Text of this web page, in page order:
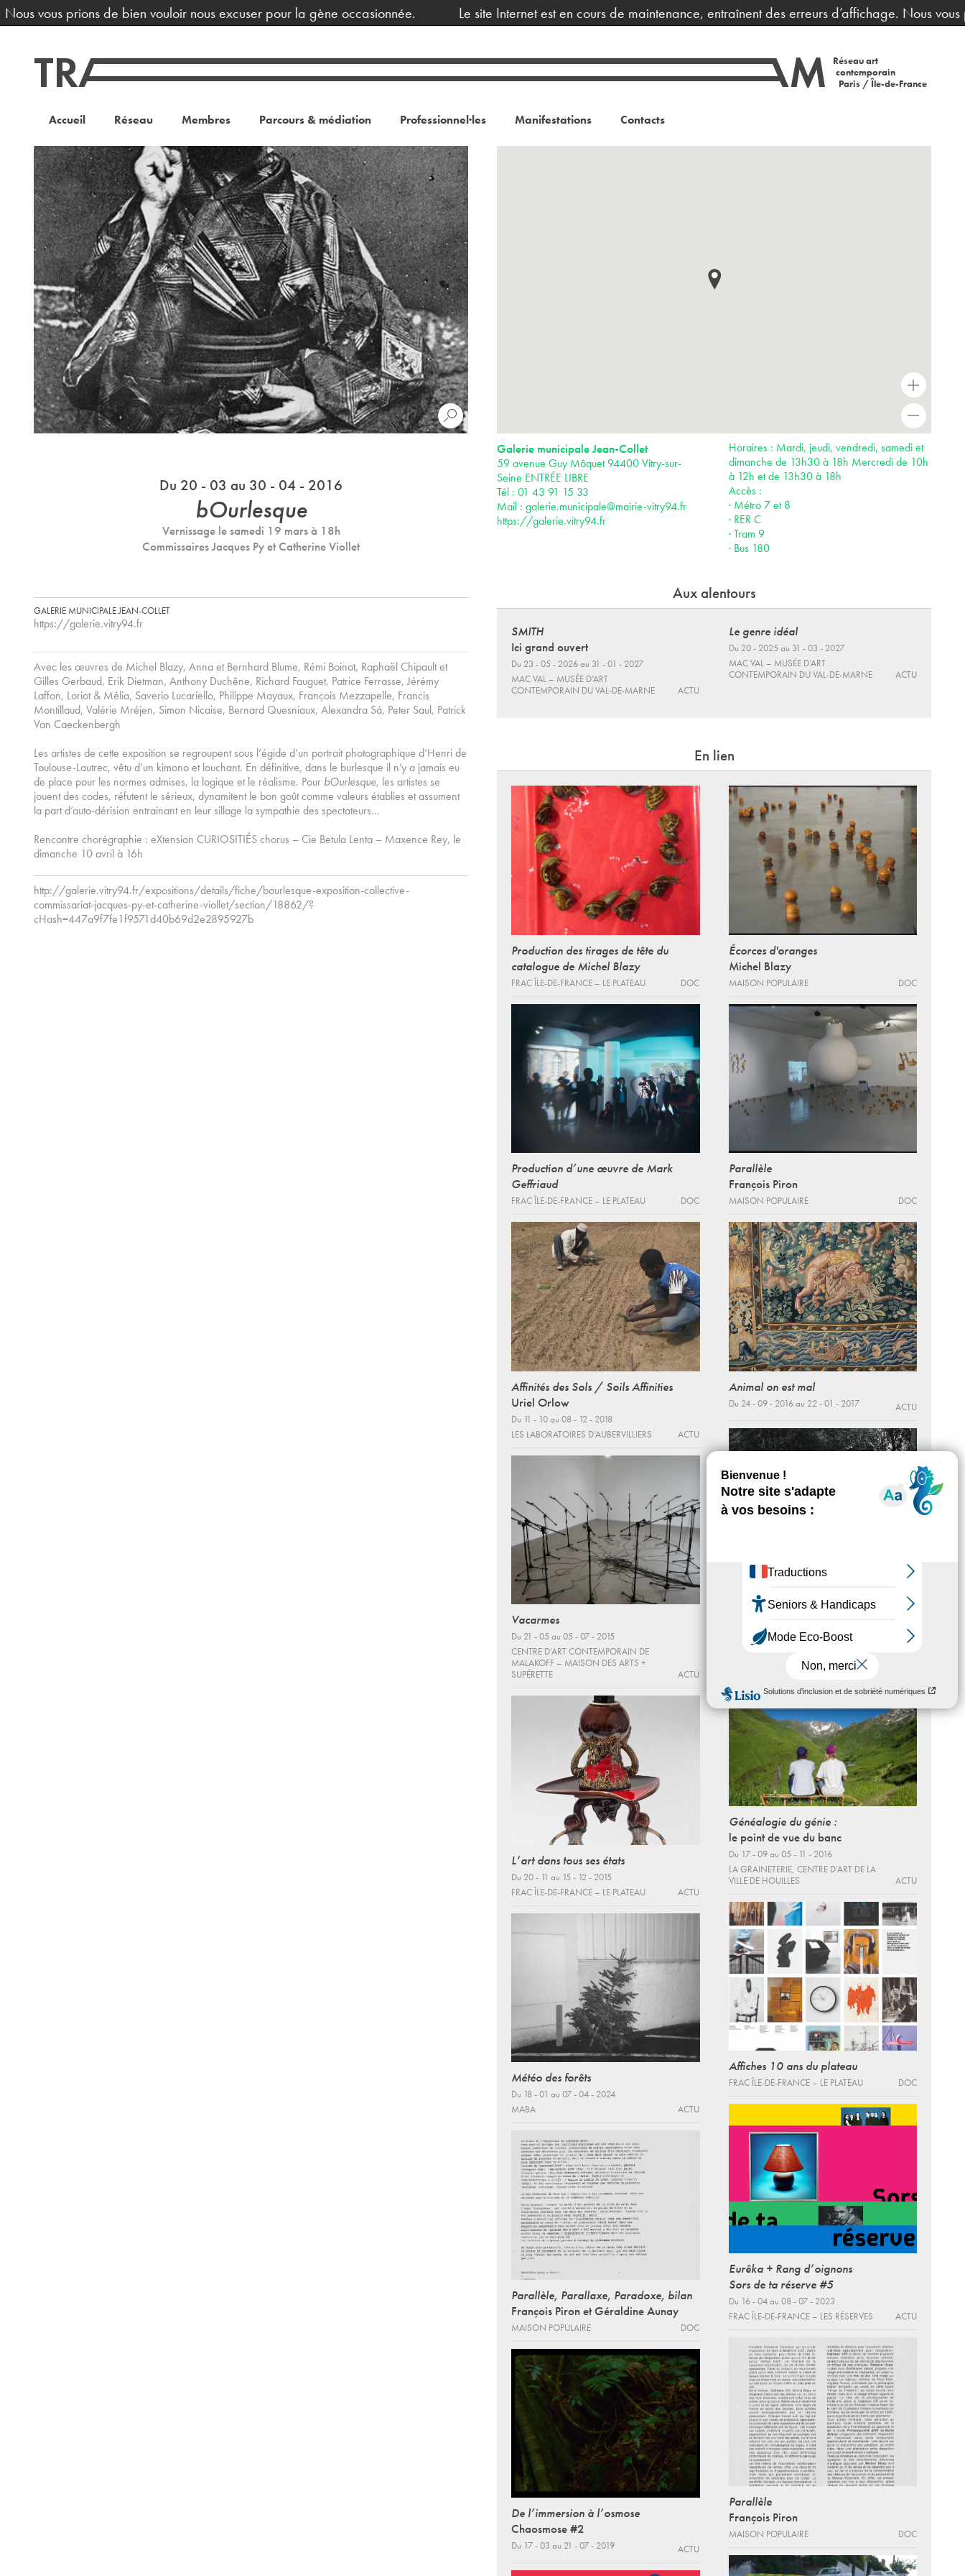
de bien vouloir nous excuser pour la gène occasionnée. Le site Internet est en cours de maintenance, entraînent des erreurs d’affichage. Nous vous prions de
Réseau art
contemporain
Paris / Île-de-France
Accueil Réseau Membres Parcours & médiation Professionnel·les Manifestations Contacts
Du 20 - 03 au 30 - 04 - 2016
bOurlesque
Vernissage le samedi 19 mars à 18h
Commissaires Jacques Py et Catherine Viollet
GALERIE MUNICIPALE JEAN-COLLET
https://galerie.vitry94.fr
Avec les œuvres de Michel Blazy, Anna et Bernhard Blume, Rémi Boinot, Raphaël Chipault et
Gilles Gerbaud, Erik Dietman, Anthony Duchêne, Richard Fauguet, Patrice Ferrasse, Jérémy
Laffon, Loriot & Mélia, Saverio Lucariello, Philippe Mayaux, François Mezzapelle, Francis
Montillaud, Valérie Mréjen, Simon Nicaise, Bernard Quesniaux, Alexandra Sá, Peter Saul, Patrick
Van Caeckenbergh
Les artistes de cette exposition se regroupent sous l’égide d’un portrait photographique d’Henri de
Toulouse-Lautrec, vêtu d’un kimono et louchant. En définitive, dans le burlesque il n’y a jamais eu
de place pour les normes admises, la logique et le réalisme. Pour bOurlesque, les artistes se
jouent des codes, réfutent le sérieux, dynamitent le bon goût comme valeurs établies et assument
la part d’auto-dérision entrainant en leur sillage la sympathie des spectateurs…
Rencontre chorégraphie : eXtension CURIOSITIÉS chorus – Cie Betula Lenta – Maxence Rey, le
dimanche 10 avril à 16h
http://galerie.vitry94.fr/expositions/details/fiche/bourlesque-exposition-collective-
commissariat-jacques-py-et-catherine-viollet/section/18862/?
cHash=447a9f7fe1f9571d40b69d2e2895927b
+
Galerie municipale Jean-Collet
59 avenue Guy Môquet 94400 Vitry-sur-
Seine ENTRÉE LIBRE
Tél : 01 43 91 15 33
Mail : galerie.municipale@mairie-vitry94.fr
https://galerie.vitry94.fr
Horaires : Mardi, jeudi, vendredi, samedi et
dimanche de 13h30 à 18h Mercredi de 10h
à 12h et de 13h30 à 18h
Accès :
· Métro 7 et 8
· RER C
· Tram 9
· Bus 180
Aux alentours
SMITH
Ici grand ouvert
Du 23 - 05 - 2026 au 31 - 01 - 2027
MAC VAL – MUSÉE D’ART
CONTEMPORAIN DU VAL-DE-MARNE
ACTU
Le genre idéal
Du 20 - 2025 au 31 - 03 - 2027
MAC VAL – MUSÉE D’ART
CONTEMPORAIN DU VAL-DE-MARNE
ACTU
En lien
Production des tirages de tête du
catalogue de Michel Blazy
FRAC ÎLE-DE-FRANCE – LE PLATEAU DOC
Production d’une œuvre de Mark
Geffriaud
FRAC ÎLE-DE-FRANCE – LE PLATEAU DOC
Affinités des Sols / Soils Affinities
Uriel Orlow
Du 11 - 10 au 08 - 12 - 2018
LES LABORATOIRES D’AUBERVILLIERS
ACTU
Vacarmes
Du 21 - 05 au 05 - 07 - 2015
CENTRE D’ART CONTEMPORAIN DE
MALAKOFF – MAISON DES ARTS +
SUPÉRETTE
ACTU
L’art dans tous ses états
Du 20 - 11 au 15 - 12 - 2015
FRAC ÎLE-DE-FRANCE – LE PLATEAU
ACTU
Météo des forêts
Du 18 - 01 au 07 - 04 - 2024
MABA
ACTU
Parallèle, Parallaxe, Paradoxe, bilan
François Piron et Géraldine Aunay
MAISON POPULAIRE DOC
De l’immersion à l’osmose
Chaosmose #2
Du 17 - 03 au 21 - 07 - 2019 ACTU
Écorces d'oranges
Michel Blazy
MAISON POPULAIRE DOC
Parallèle
François Piron
MAISON POPULAIRE DOC
Animal on est mal
Du 24 - 09 - 2016 au 22 - 01 - 2017 ACTU
tout le monde
Du 10 - 09 au 06 - 12 - 2015
D’IVRY – LE CRÉDAC
ACTU
Généalogie du génie :
le point de vue du banc
Du 17 - 09 au 05 - 11 - 2016
LA GRAINETERIE, CENTRE D’ART DE LA
VILLE DE HOUILLES
ACTU
Affiches 10 ans du plateau
FRAC ÎLE-DE-FRANCE – LE PLATEAU DOC
Eurêka + Rang d’oignons
Sors de ta réserve #5
Du 16 - 04 au 08 - 07 - 2023
FRAC ÎLE-DE-FRANCE – LES RÉSERVES
ACTU
Parallèle
François Piron
MAISON POPULAIRE DOC